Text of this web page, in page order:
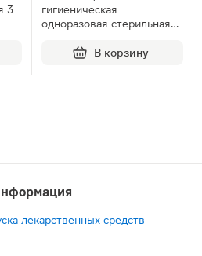
3
гигиеническая
одноразовая стерильная
В корзину
лекарственных средств